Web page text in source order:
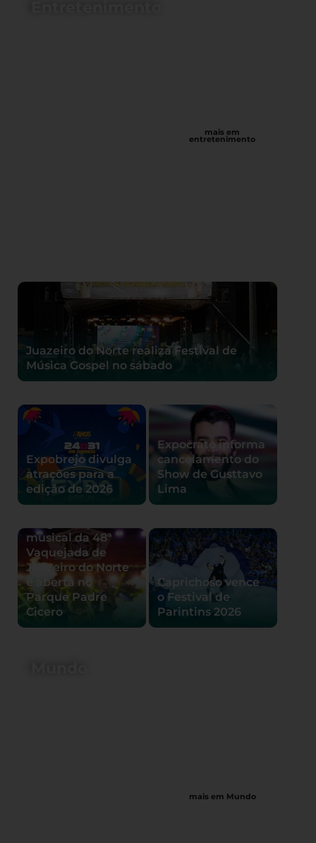
mais em
entretenimento
Juazeiro do Norte realiza Festival de
Música Gospel no sábado
Expobrejo divulga
atrações para a
edição de 2026
Expocrato informa
cancelamento do
Show de Gusttavo
Lima
musical da 48ª
Vaquejada de
Juazeiro do Norte
é aberta no
Parque Padre
Cicero
Caprichoso vence
o Festival de
Parintins 2026
mais em Mundo